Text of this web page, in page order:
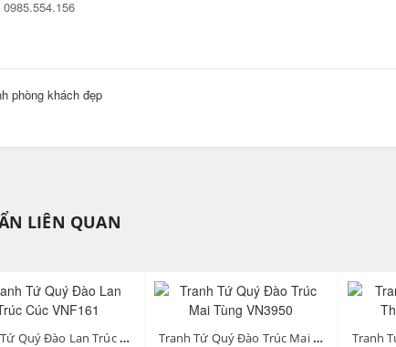
phòng khách đẹp
LIÊN QUAN
Tranh Tứ Quý Đào Lan Trúc Cúc VNF161 Tranh Tứ Quý Đào Trúc Mai Tùng VN3950